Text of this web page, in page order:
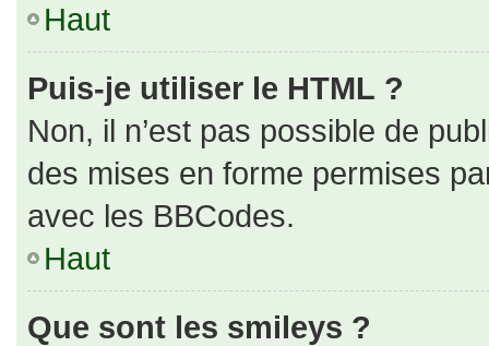
Haut
Puis-je utiliser le HTML ?
Non, il n’est pas possible de
des mises en forme permises
avec les BBCodes.
Haut
Que sont les smileys ?